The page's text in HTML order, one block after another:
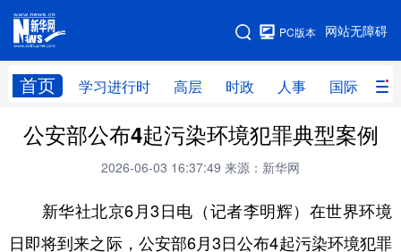
网站无障碍
PC版本
首页 学习进行时 高层 时政 人事 国际 财
网站地图
学习进行时 高层 时政 人事
财经 网评
台湾 思客智库 全球连线 教育
科技 科创 量子 体育
公安部公布4起污染环境犯罪典型案例
2026-06-03 16:37:49 来源：新华网
新华社北京6月3日电（记者李明辉）在世界环境
日即将到来之际，公安部6月3日公布4起污染环境犯罪